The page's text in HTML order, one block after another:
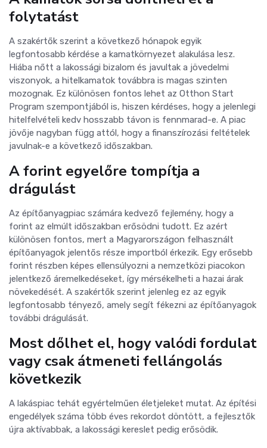
folytatást
A szakértők szerint a következő hónapok egyik
legfontosabb kérdése a kamatkörnyezet alakulása lesz.
Hiába nőtt a lakossági bizalom és javultak a jövedelmi
viszonyok, a hitelkamatok továbbra is magas szinten
mozognak. Ez különösen fontos lehet az Otthon Start
Program szempontjából is, hiszen kérdéses, hogy a jelenlegi
hitelfelvételi kedv hosszabb távon is fennmarad-e. A piac
jövője nagyban függ attól, hogy a finanszírozási feltételek
javulnak-e a következő időszakban.
A forint egyelőre tompítja a
drágulást
Az építőanyagpiac számára kedvező fejlemény, hogy a
forint az elmúlt időszakban erősödni tudott. Ez azért
különösen fontos, mert a Magyarországon felhasznált
építőanyagok jelentős része importból érkezik. Egy erősebb
forint részben képes ellensúlyozni a nemzetközi piacokon
jelentkező áremelkedéseket, így mérsékelheti a hazai árak
növekedését. A szakértők szerint jelenleg ez az egyik
legfontosabb tényező, amely segít fékezni az építőanyagok
további drágulását.
Most dőlhet el, hogy valódi fordulat
vagy csak átmeneti fellángolás
következik
A lakáspiac tehát egyértelműen életjeleket mutat. Az építési
engedélyek száma több éves rekordot döntött, a fejlesztők
újra aktívabbak, a lakossági kereslet pedig erősödik.